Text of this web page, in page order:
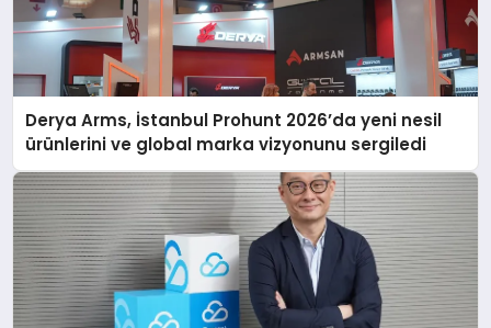
Derya Arms, İstanbul Prohunt 2026’da yeni nesil
ürünlerini ve global marka vizyonunu sergiledi